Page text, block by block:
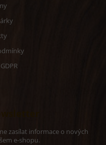
zasílat informace o nových
e-shopu.